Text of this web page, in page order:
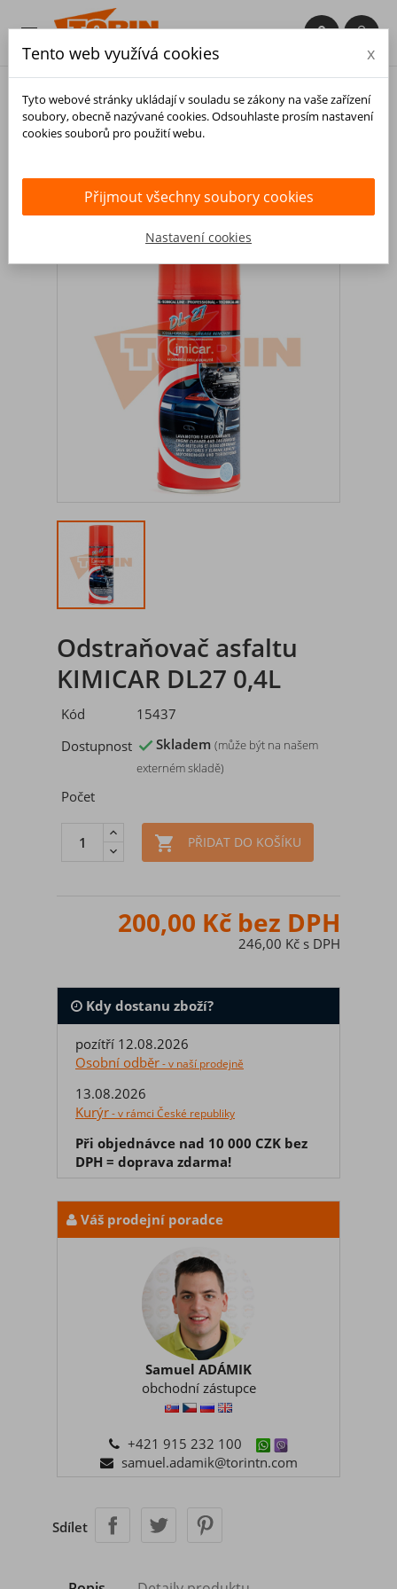
 

KIMICAR DL27 0,4L
Odstraňovač asfaltu
KIMICAR DL27 0,4L
Kód
15437
Dostupnost Skladem (může být na našem
externém skladě)
Počet
 PŘIDAT DO KOŠÍKU
200,00 Kč bez DPH
246,00 Kč s DPH
Kdy dostanu zboží?
pozítří 12.08.2026
Osobní odběr- v naší prodejně
13.08.2026
Kurýr- v rámci České republiky
Při objednávce nad 10 000 CZK bez
DPH = doprava zdarma!
Váš prodejní poradce
Samuel ADÁMIK
obchodní zástupce
+421 915 232 100
samuel.adamik@torintn.com
Sdílet
Tento web využívá cookies x
Tyto webové stránky ukládají v souladu se zákony na vaše zařízení
soubory, obecně nazývané cookies. Odsouhlaste prosím nastavení
cookies souborů pro použití webu.
Přijmout všechny soubory cookies
Nastavení cookies